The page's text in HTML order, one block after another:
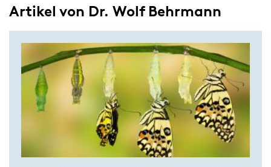
Artikel von Dr. Wolf Behrmann